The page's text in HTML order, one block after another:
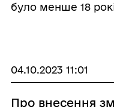
було менше 18
04.10.2023 11:01
Про внесення